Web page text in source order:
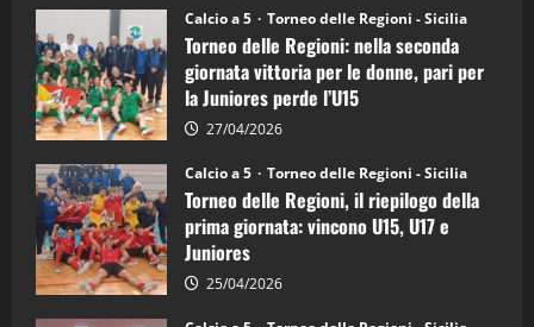
Torneo
delle
Regioni
di
calcio
a
5:
la
Juniores
è
vicecampione
d’Italia
Calcio a 5 Torneo delle Regioni - Sicilia
Torneo delle Regioni: nella seconda
giornata vittoria per le donne, pari per
la Juniores perde l’U15
27/04/2026
Calcio a 5 Torneo delle Regioni - Sicilia
Torneo delle Regioni, il riepilogo della
prima giornata: vincono U15, U17 e
Juniores
25/04/2026